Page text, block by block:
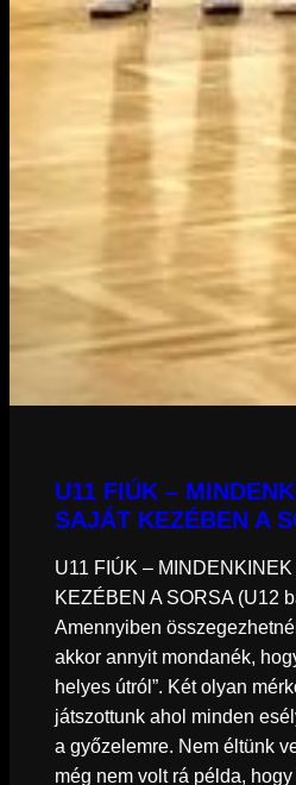
U11 FIÚK –
SAJÁT KEZÉBEN A
U11 FIÚK –
KEZÉBEN A SORSA (U12
Amennyiben
akkor annyit mondanék,
helyes útról”. Két olyan
játszottunk ahol minden
a győzelemre. Nem éltünk
még nem volt rá példa,